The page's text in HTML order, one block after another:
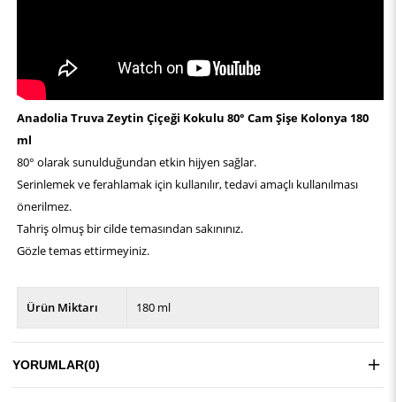
Anadolia Truva Zeytin Çiçeği Kokulu 80° Cam Şişe Kolonya 180
ml
80° olarak sunulduğundan etkin hijyen sağlar.
Serinlemek ve ferahlamak için kullanılır, tedavi amaçlı kullanılması
önerilmez.
Tahriş olmuş bir cilde temasından sakınınız.
Gözle temas ettirmeyiniz.
Ürün Miktarı 180 ml
YORUMLAR(0)